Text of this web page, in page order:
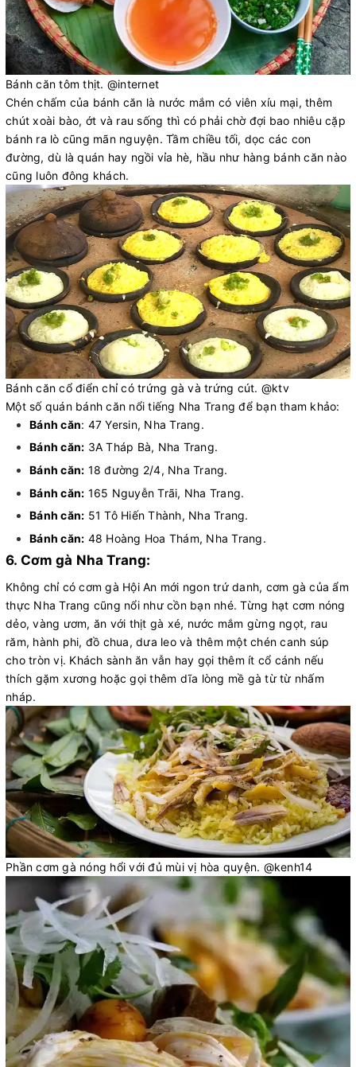
Bánh căn tôm thịt. @internet
Chén chấm của bánh căn là nước mắm có viên xíu mại, thêm
chút xoài bào, ớt và rau sống thì có phải chờ đợi bao nhiêu cặp
bánh ra lò cũng mãn nguyện. Tầm chiều tối, dọc các con
đường, dù là quán hay ngồi vỉa hè, hầu như hàng bánh căn nào
cũng luôn đông khách.
Bánh căn cổ điển chỉ có trứng gà và trứng cút. @ktv
Một số quán bánh căn nổi tiếng Nha Trang để bạn tham khảo:
Bánh căn: 47 Yersin, Nha Trang.
Bánh căn: 3A Tháp Bà, Nha Trang.
Bánh căn: 18 đường 2/4, Nha Trang.
Bánh căn: 165 Nguyễn Trãi, Nha Trang.
Bánh căn: 51 Tô Hiến Thành, Nha Trang.
Bánh căn: 48 Hoàng Hoa Thám, Nha Trang.
6. Cơm gà Nha Trang:
Không chỉ có cơm gà Hội An mới ngon trứ danh, cơm gà của ẩm
thực Nha Trang cũng nổi như cồn bạn nhé. Từng hạt cơm nóng
dẻo, vàng ươm, ăn với thịt gà xé, nước mắm gừng ngọt, rau
răm, hành phi, đồ chua, dưa leo và thêm một chén canh súp
cho tròn vị. Khách sành ăn vẫn hay gọi thêm ít cổ cánh nếu
thích gặm xương hoặc gọi thêm dĩa lòng mề gà từ từ nhấm
nháp.
Phần cơm gà nóng hổi với đủ mùi vị hòa quyện. @kenh14